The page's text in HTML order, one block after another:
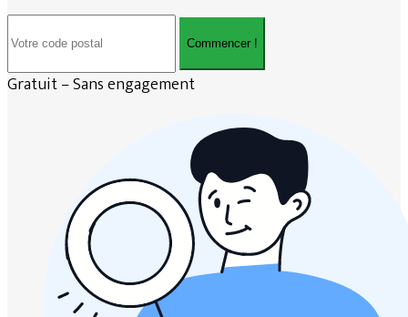
Commencer !
Gratuit – Sans engagement